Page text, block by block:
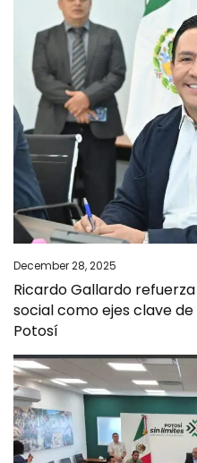
December 28, 2025
Ricardo Gallardo
social como ejes clave de
Potosí